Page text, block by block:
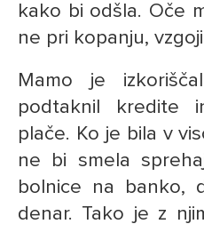
kako bi odšla. Oče
ne pri kopanju,
Mamo je
podtaknil kredite
plače. Ko je bila v
ne bi smela
bolnice na banko,
denar. Tako je z